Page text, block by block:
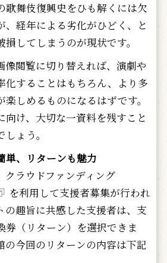
舞伎復興史をひも解くには欠
、経年による劣化がひどく、と
してしまうのが現状です。
閲覧に切り替えれば、演劇や
化することはもちろん、より多
楽しめるものになるはずです。
向け、大切な一資料を残すこと
ょう。
単、リターンも魅力
ラウドファンディング
を利用して支援者募集が行われ
の趣旨に共感した支援者は、支
券（リターン）を選択できま
の今回のリターンの内容は下記